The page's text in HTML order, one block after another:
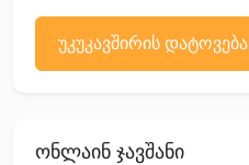
უკუკავშირის დატოვება
ონლაინ ჯავშანი